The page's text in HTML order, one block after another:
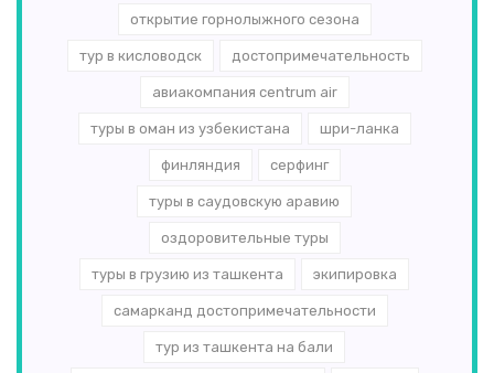
открытие горнолыжного сезона
тур в кисловодск достопримечательность
авиакомпания centrum air
туры в оман из узбекистана шри-ланка
финляндия серфинг
туры в саудовскую аравию
оздоровительные туры
туры в грузию из ташкента экипировка
самарканд достопримечательности
тур из ташкента на бали